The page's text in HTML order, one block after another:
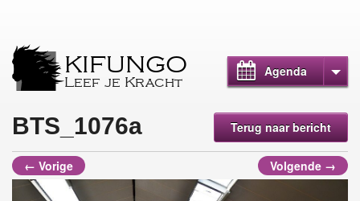
KIFUNGO
Leef je Kracht
Agenda
BTS_1076a Terug naar bericht
← Vorige Volgende →